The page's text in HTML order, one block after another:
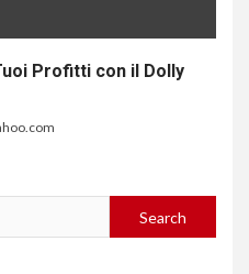
Profitti con il Dolly